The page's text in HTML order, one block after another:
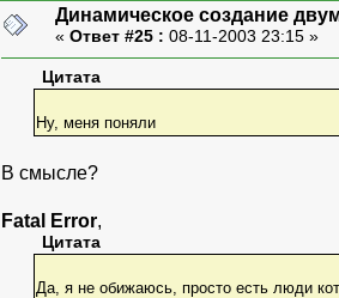
Динамическое создание
« Ответ #25 : 08-11-2003 23:15 »
Цитата
Ну, меня поняли
В смысле?
Fatal Error,
Цитата
Да, я не обижаюсь, просто есть люди